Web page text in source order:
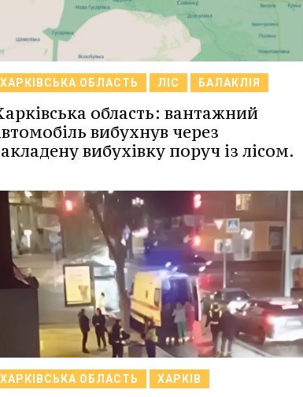
ХАРКІВСЬКА ОБЛАСТЬ ЛІС БАЛАКЛІЯ
область: вантажний
вибухнув через
вибухівку поруч із лісом.
ХАРКІВСЬКА ОБЛАСТЬ ХАРКІВ